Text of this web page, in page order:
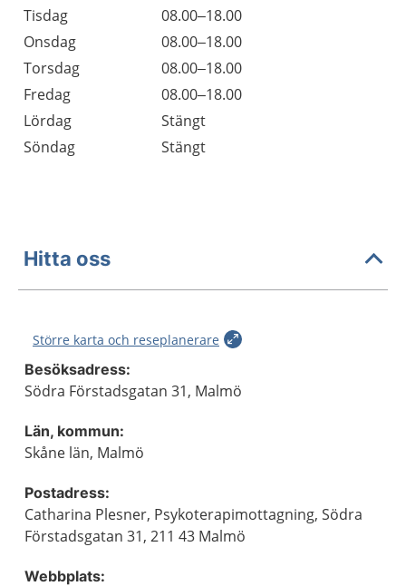
Tisdag
08.00–18.00
Onsdag
08.00–18.00
Torsdag
08.00–18.00
Fredag
08.00–18.00
Lördag
Stängt
Söndag
Stängt
Hitta oss
Större karta och reseplanerare
Besöksadress:
Södra Förstadsgatan 31, Malmö
Län, kommun:
Skåne län, Malmö
Postadress:
Catharina Plesner, Psykoterapimottagning, Södra
Förstadsgatan 31, 211 43 Malmö
Webbplats: